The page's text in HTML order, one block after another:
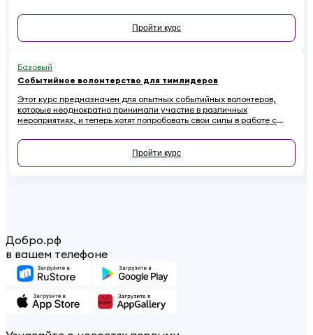
Пройти курс
Базовый
Событийное волонтерство для тимлидеров
Этот курс предназначен для опытных событийных волонтеров,
которые неоднократно принимали участие в различных
мероприятиях, и теперь хотят попробовать свои силы в работе с
Пройти курс
Добро.рф
в вашем телефоне